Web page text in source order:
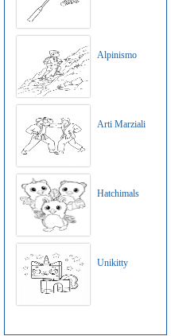
Alpinismo
Arti Marziali
Hatchimals
Unikitty